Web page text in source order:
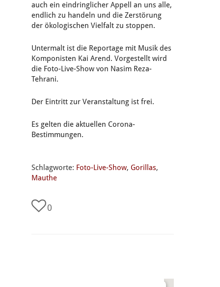
auch ein eindringlicher Appell an uns alle,
endlich zu handeln und die Zerstörung
der ökologischen Vielfalt zu stoppen.
Untermalt ist die Reportage mit Musik des
Komponisten Kai Arend. Vorgestellt wird
die Foto-Live-Show von Nasim Reza-
Tehrani.
Der Eintritt zur Veranstaltung ist frei.
Es gelten die aktuellen Corona-
Bestimmungen.
Schlagworte: Foto-Live-Show, Gorillas,
Mauthe
0